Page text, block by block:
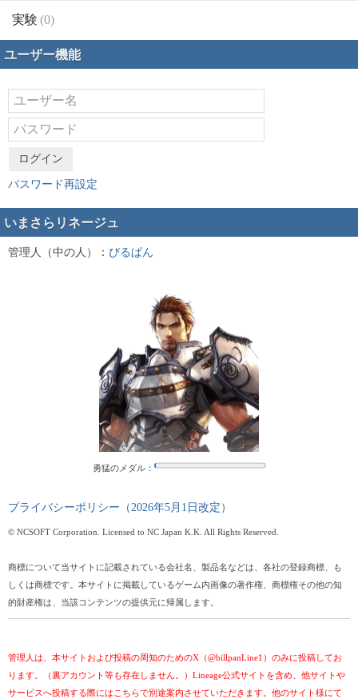
実験 (0)
ユーザー機能
ログイン
パスワード再設定
いまさらリネージュ
管理人（中の人）： びるぱん
勇猛のメダル：
プライバシーポリシー（2026年5月1日改定）
© NCSOFT Corporation. Licensed to NC Japan K.K. All Rights Reserved.
商標について当サイトに記載されている会社名、製品名などは、各社の登録商標、も
しくは商標です。本サイトに掲載しているゲーム内画像の著作権、商標権その他の知
的財産権は、当該コンテンツの提供元に帰属します。
管理人は、本サイトおよび投稿の周知のためのX（@billpanLine1）のみに投稿してお
ります。（裏アカウント等も存在しません。）Lineage公式サイトを含め、他サイトや
サービスへ投稿する際にはこちらで別途案内させていただきます。他のサイト様にて